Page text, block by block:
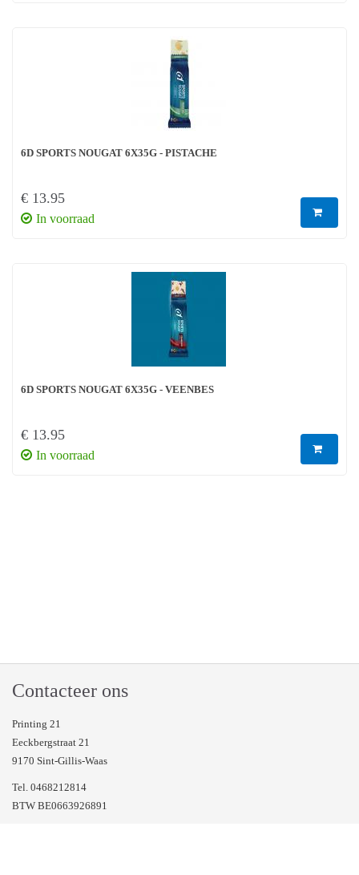
6D SPORTS NOUGAT 6X35G - PISTACHE
€ 13.95
In voorraad
6D SPORTS NOUGAT 6X35G - VEENBES
€ 13.95
In voorraad
Contacteer ons
Printing 21
Eeckbergstraat 21
9170 Sint-Gillis-Waas
Tel. 0468212814
BTW BE0663926891